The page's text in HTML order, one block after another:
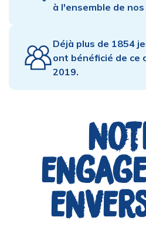
à l'ensemble de
Déjà plus de 1854
ont bénéficié de ce
2019.